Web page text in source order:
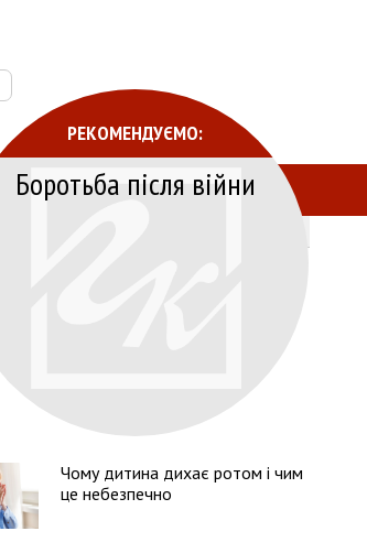
РЕКОМЕНДУЄМО:
Боротьба після війни
Чому дитина дихає ротом і чим
це небезпечно